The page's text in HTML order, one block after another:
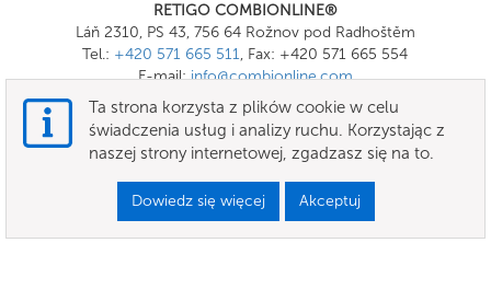
RETIGO COMBIONLINE®
Láň 2310, PS 43, 756 64 Rožnov pod Radhoštěm
Tel.: +420 571 665 511, Fax: +420 571 665 554
E-mail:info@combionline.com
OnlineMenu
Ogólne warunki handlowe
Ta strona korzysta z plików cookie w celu
świadczenia usług i analizy ruchu. Korzystając z
naszej strony internetowej, zgadzasz się na to.
Dowiedz się więcej Akceptuj